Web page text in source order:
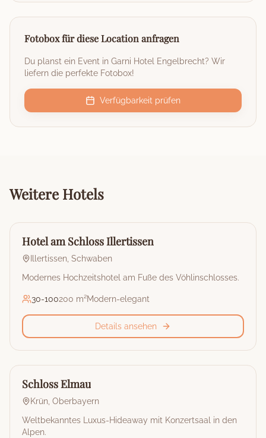
Fotobox für diese Location anfragen
Du planst ein Event in Garni Hotel Engelbrecht? Wir
liefern die perfekte Fotobox!
Verfügbarkeit prüfen
Weitere Hotels
🏰
Hotel
Hotel am Schloss Illertissen
Illertissen Schwaben
Modernes Hochzeitshotel am Fuße des Vöhlinschlosses.
30-100200 m²Modern-elegant
Details ansehen
🏰
Hotel
Schloss Elmau
Krün Oberbayern
Weltbekanntes Luxus-Hideaway mit Konzertsaal in den
Alpen.